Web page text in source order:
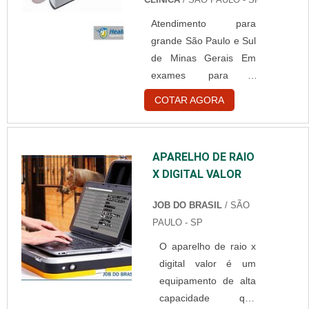
procedimentos de
osmose reversa em
autoclaves permitem
que a água utilizada
no processo de
esterilização esteja
isenta de agentes
componentes que
poderiam
comprometer a
Atendimento para
grande São Paulo e Sul
de Minas Gerais Em
exames para o
coração, que são feitos
em hospitais e clínicas
médicas, o uso de um
eletrocardiógrafo
comprar é fundamental.
de um paciente. Esse
exame é muito simples
e é desenvolvido logo
na triagem do hospital
COTAR AGORA
APARELHO DE RAIO
X DIGITAL VALOR
JOB DO BRASIL / SÃO
PAULO - SP
O aparelho de raio x
digital valor é um
equipamento de alta
capacidade que